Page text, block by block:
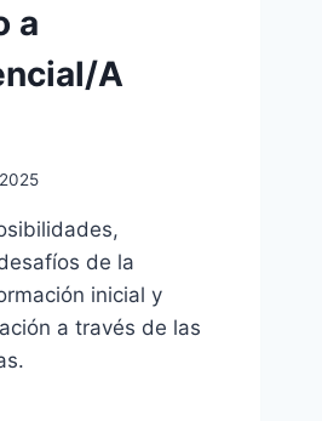
a
A
de la
inicial y
a través de las